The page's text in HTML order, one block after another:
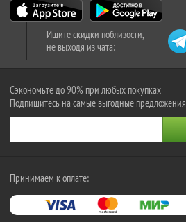
Ищите скидки поблизости,
не выходя из чата:
Сэкономьте до 90% при любых покупках
Подпишитесь на самые выгодные предложения
Принимаем к оплате: